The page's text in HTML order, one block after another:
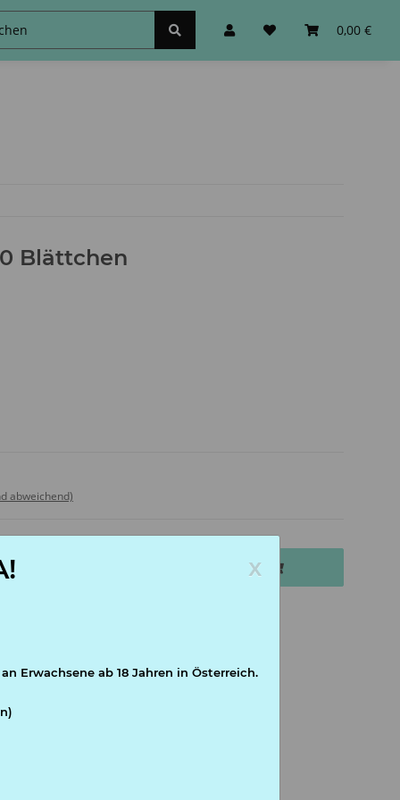
0,00 €
Zubehör&Sonstiges
Blättchen
abweichend)
In den Warenkorb
x
Erwachsene ab 18 Jahren in Österreich.